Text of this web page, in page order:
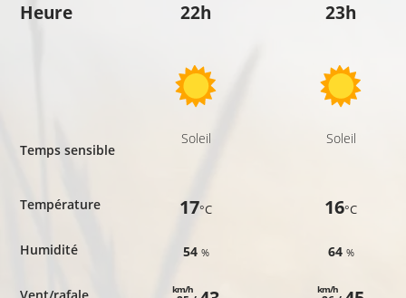
Heure
Temps sensible
Température
Humidité
22h
Soleil
17°C
54 %
km/h
23h
Soleil
16°C
64 %
km/h